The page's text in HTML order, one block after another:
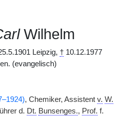
Wilhelm
Leipzig, † 10.12.1977
(evangelisch)
, Chemiker, Assistent v. W.
d. Dt. Bunsenges., Prof. f.